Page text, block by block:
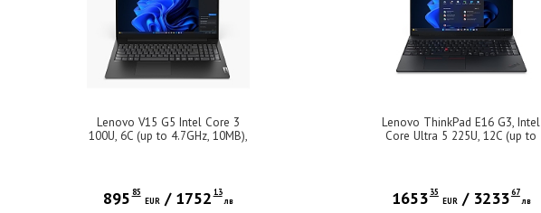
Lenovo V15 G5 Intel Core 3
100U, 6C (up to 4.7GHz, 10MB),
Cam, WLAN, BT, 3 cell, DOS, 3Y
CCI
895 85
EUR/ 1752 13
лв
Lenovo ThinkPad E16 G3, Intel
Core Ultra 5 225U, 12C (up to
Graphics, FHDp&IR Cam,
Backlit KB, WLAN, BT, FPR, 4
1653 35
EUR/ 323367
лв